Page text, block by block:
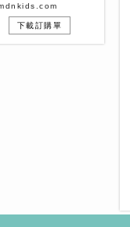
下載訂購單